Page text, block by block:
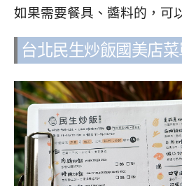
如果需要餐具、醬料的，可
台北民生炒飯國美店菜